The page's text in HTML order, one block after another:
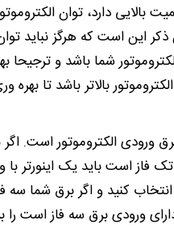
بالایی دارد، توان
این است که هرگز نباید توان
شما باشد و ترجیحا
بالاتر باشد تا
ورودی الکتروموتور است. اگر
فاز است باید یک اینورتر با
ولت انتخاب کنید و اگر برق شما
ورودی برق سه فاز است را